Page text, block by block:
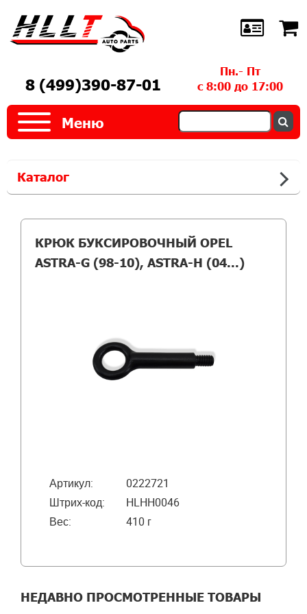
8 (499)390-87-01
Пн.- Пт
с 8:00 до 17:00
Меню
Каталог
КРЮК БУКСИРОВОЧНЫЙ OPEL
ASTRA-G (98-10), ASTRA-H (04...)
Артикул:
0222721
Штрих-код:
HLHH0046
Вес:
410 г
НЕДАВНО ПРОСМОТРЕННЫЕ ТОВАРЫ